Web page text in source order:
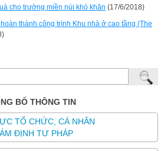
cho trường miền núi khó khăn (17/6/2018)
thành công trình Khu nhà ở cao tầng (The
BỐ THÔNG TIN
TỔ CHỨC, CÁ NHÂN
ĐỊNH TƯ PHÁP